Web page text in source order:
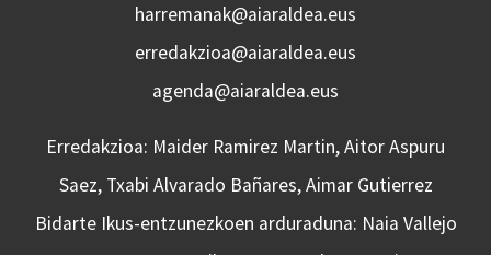
harremanak@aiaraldea.eus
erredakzioa@aiaraldea.eus
agenda@aiaraldea.eus
Erredakzioa: Maider Ramirez Martin, Aitor Aspuru
Saez, Txabi Alvarado Bañares, Aimar Gutierrez
Bidarte Ikus-entzunezkoen arduraduna: Naia Vallejo